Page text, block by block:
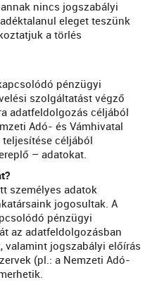
nincs jogszabályi
eleget teszünk
a törlés
pénzügyi
szolgáltatást végző
adatfeldolgozás céljából
Adó- és Vámhivatal
céljából
– adatokat.
személyes adatok
jogosultak. A
pénzügyi
az adatfeldolgozásban
valamint jogszabályi előírás
(pl.: a Nemzeti Adó-